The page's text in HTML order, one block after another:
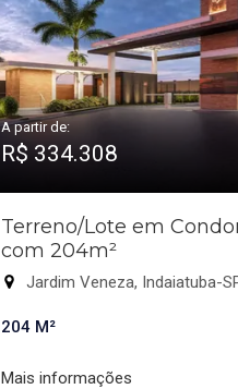
A partir de:
R$ 334.308
Terreno/Lote em
com 204m²
Jardim Veneza, Indaiatuba-
204 M²
Mais informações